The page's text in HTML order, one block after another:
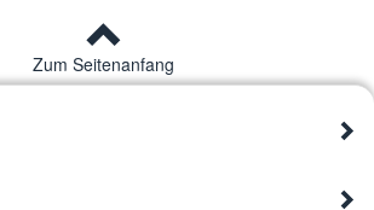
Zum Seitenanfang